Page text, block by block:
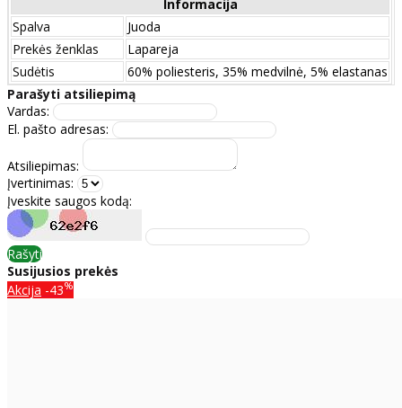
Informacija
Spalva
Juoda
Prekės ženklas
Lapareja
Sudėtis
60% poliesteris, 35% medvilnė, 5% elastanas
Parašyti atsiliepimą
Vardas:
El. pašto adresas:
Atsiliepimas:
Įvertinimas:
Įveskite saugos kodą:
Rašyti
Susijusios prekės
Akcija -43%